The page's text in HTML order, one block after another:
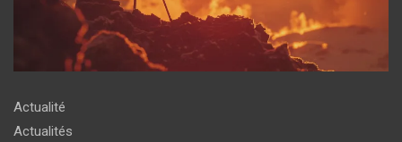
Actualité
Actualités